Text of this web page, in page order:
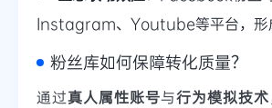
Instagram、Youtube等平台，形
粉丝库如何保障转化质量？
通过真人属性账号与行为模拟技术